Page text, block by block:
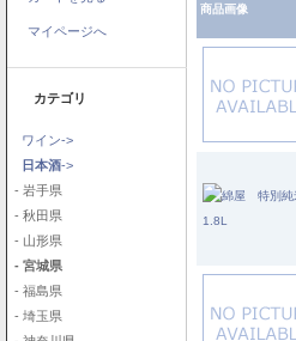
マイページへ
カテゴリ
ワイン->
日本酒->
- 岩手県
- 秋田県
- 山形県
- 宮城県
- 福島県
- 埼玉県
商品画像